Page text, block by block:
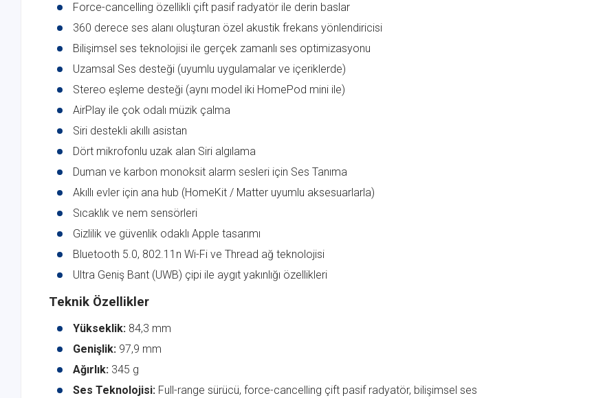
Force-cancelling özellikli çift pasif radyatör ile derin baslar
360 derece ses alanı oluşturan özel akustik frekans yönlendiricisi
Bilişimsel ses teknolojisi ile gerçek zamanlı ses optimizasyonu
Uzamsal Ses desteği (uyumlu uygulamalar ve içeriklerde)
Stereo eşleme desteği (aynı model iki HomePod mini ile)
AirPlay ile çok odalı müzik çalma
Siri destekli akıllı asistan
Dört mikrofonlu uzak alan Siri algılama
Duman ve karbon monoksit alarm sesleri için Ses Tanıma
Akıllı evler için ana hub (HomeKit / Matter uyumlu aksesuarlarla)
Sıcaklık ve nem sensörleri
Gizlilik ve güvenlik odaklı Apple tasarımı
Bluetooth 5.0, 802.11n Wi-Fi ve Thread ağ teknolojisi
Ultra Geniş Bant (UWB) çipi ile aygıt yakınlığı özellikleri
Teknik Özellikler
Yükseklik: 84,3 mm
Genişlik: 97,9 mm
Ağırlık: 345 g
Ses Teknolojisi: Full-range sürücü, force-cancelling çift pasif radyatör, bilişimsel ses